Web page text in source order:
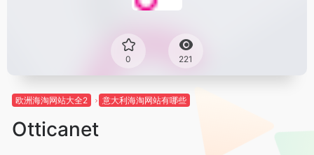
0 221
欧洲海淘网站大全2 意大利海淘网站有哪些
Otticanet